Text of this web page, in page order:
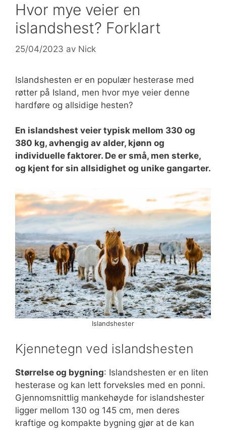
Hvor mye veier en
islandshest? Forklart
25/04/2023 av Nick
Islandshesten er en populær hesterase med
røtter på Island, men hvor mye veier denne
hardføre og allsidige hesten?
En islandshest veier typisk mellom 330 og
380 kg, avhengig av alder, kjønn og
individuelle faktorer. De er små, men sterke,
og kjent for sin allsidighet og unike gangarter.
Islandshester
Kjennetegn ved islandshesten
Størrelse og bygning: Islandshesten er en liten
hesterase og kan lett forveksles med en ponni.
Gjennomsnittlig mankehøyde for islandshester
ligger mellom 130 og 145 cm, men deres
kraftige og kompakte bygning gjør at de kan